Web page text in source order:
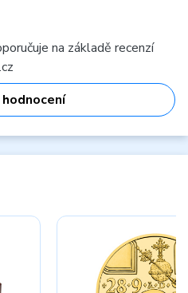
na základě recenzí